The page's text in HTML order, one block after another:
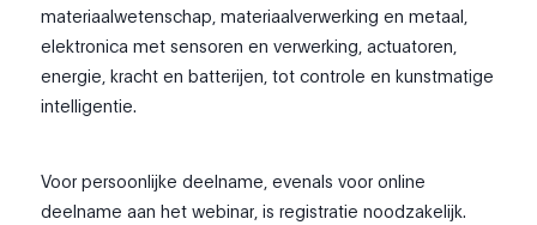
materiaalwetenschap, materiaalverwerking en metaal,
elektronica met sensoren en verwerking, actuatoren,
energie, kracht en batterijen, tot controle en kunstmatige
intelligentie.
Voor persoonlijke deelname, evenals voor online
deelname aan het webinar, is registratie noodzakelijk.